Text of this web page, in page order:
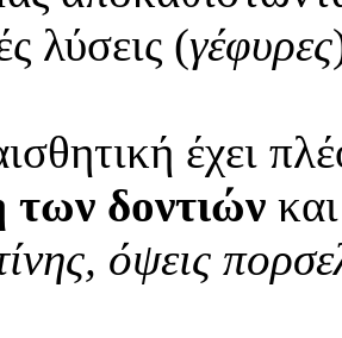
λύσεις (γέφυρες
έχει
των δοντιών
όψεις